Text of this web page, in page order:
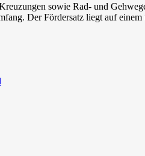
sowie Rad- und
Der Fördersatz liegt auf